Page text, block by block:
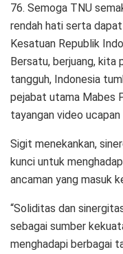
76. Semoga TNU
rendah hati serta
Kesatuan Republik
Bersatu, berjuang, kita
tangguh, Indonesia
pejabat utama Mabes
tayangan video
Sigit menekankan,
kunci untuk
ancaman yang masuk
“Soliditas dan
sebagai sumber
menghadapi berbagai